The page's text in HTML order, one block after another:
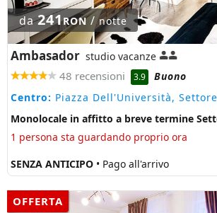
da241RON/notte
Ambasador studio vacanze
48 recensioni 3.9
Buono
Centro: Piazza Dell'Università,
Monolocale in affitto a breve termine
1 persona sta guardando proprio ora
SENZA ANTICIPO • Pago all'arrivo
OFFERTA